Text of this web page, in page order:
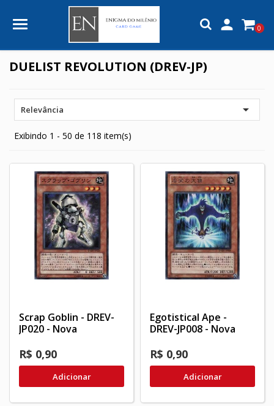
 0
DUELIST REVOLUTION (DREV-JP)
Relevância 
Exibindo 1 - 50 de 118 item(s)
Scrap Goblin - DREV-
JP020 - Nova
R$ 0,90
Adicionar
Egotistical Ape -
DREV-JP008 - Nova
R$ 0,90
Adicionar